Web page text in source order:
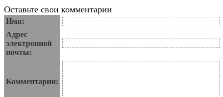
Оставьте свои комментарии
Имя:
Адрес
электронной
почты:
Комментарии: